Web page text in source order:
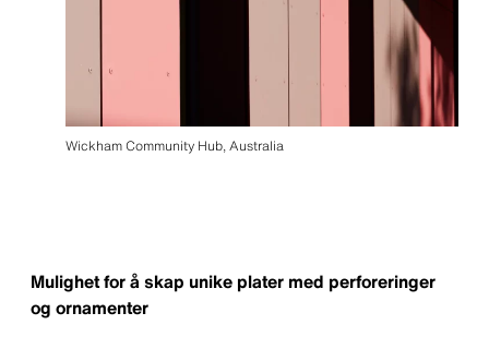
Wickham Community Hub, Australia
Mulighet for å skap unike plater med perforeringer
og ornamenter